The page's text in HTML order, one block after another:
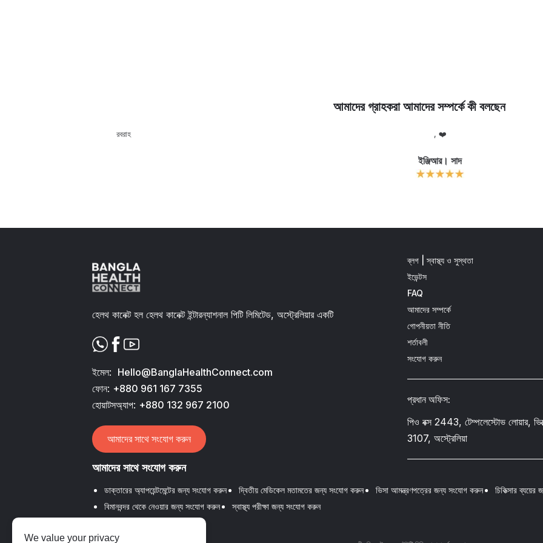
আমাদের গ্রাহকরা আমাদের সম্পর্কে কী বলছেন
ইঞ্জিআর। সাদ
হেলথ কানেক্ট হল হেলথ কানেক্ট ইন্টারন্যাশনাল পিটি লিমিটেড, অস্ট্রেলিয়ার একটি
ইমেল: Hello@BanglaHealthConnect.com
ফোন: +880 961 167 7355
হোয়াটসঅ্যাপ: +880 132 967 2100
আমাদের সাথে সংযোগ করুন
ব্লগ | স্বাস্থ্য ও সুস্থতা
ইভেন্টস
FAQ
আমাদের সম্পর্কে
গোপনীয়তা নীতি
শর্তাবলী
সংযোগ করুন
প্রধান অফিস:
পিও বক্স 2443, টেম্পলেস্টোভ লোয়ার,
3107, অস্ট্রেলিয়া
আমাদের সাথে সংযোগ করুন
ডাক্তারের অ্যাপয়েন্টমেন্টের জন্য সংযোগ করুন দ্বিতীয় মেডিকেল মতামতের জন্য সংযোগ করুন ভিসা আমন্ত্রণপত্রের জন্য সংযোগ করুন
চিকিত্সার
বিমানবন্দর থেকে নেওয়ার জন্য সংযোগ করুন
স্বাস্থ্য পরীক্ষা জন্য সংযোগ করুন
We value your privacy